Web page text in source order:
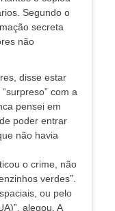
Segundo o
secreta
não
disse estar
com a
pensei em
poder entrar
não havia
o crime, não
verdes”.
ou pelo
alegou. A